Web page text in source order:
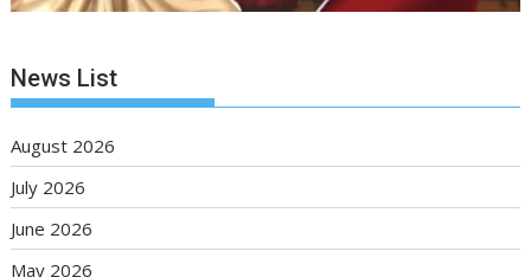
News List
August 2026
July 2026
June 2026
May 2026